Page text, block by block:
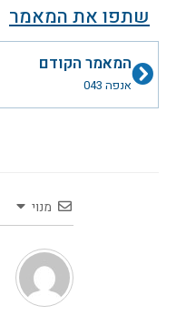
שתפו את המאמר
קודםהמאמר הקודם
אנפה 043
מנוי